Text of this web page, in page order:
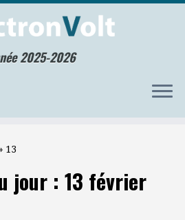
2025-2026
13
jour : 13 février